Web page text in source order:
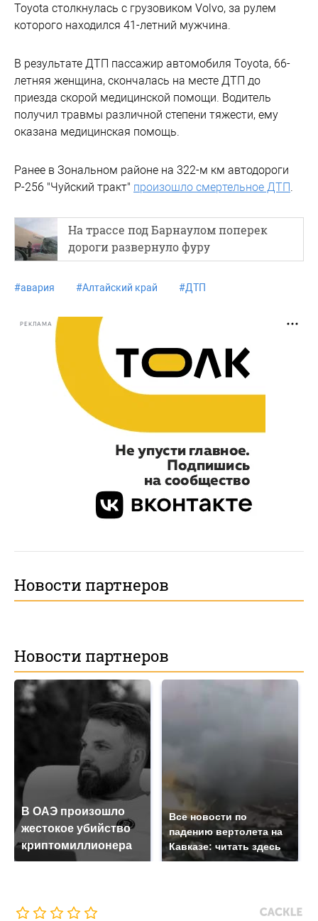
Toyota столкнулась с грузовиком Volvo, за рулем
которого находился 41-летний мужчина.
В результате ДТП пассажир автомобиля Toyota, 66-
летняя женщина, скончалась на месте ДТП до
приезда скорой медицинской помощи. Водитель
получил травмы различной степени тяжести, ему
оказана медицинская помощь.
Ранее в Зональном районе на 322-м км автодороги
Р-256 "Чуйский тракт" произошло смертельное ДТП.
На трассе под Барнаулом поперек
дороги развернуло фуру
#авария #Алтайский край #ДТП
РЕКЛАМА
Новости партнеров
Новости партнеров
В ОАЭ произошло
жестокое убийство
криптомиллионера
Все новости по
падению вертолета на
Кавказе: читать здесь